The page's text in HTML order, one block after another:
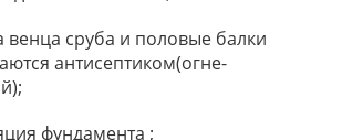
венца сруба и половые балки
антисептиком(огне-
фундамента ;